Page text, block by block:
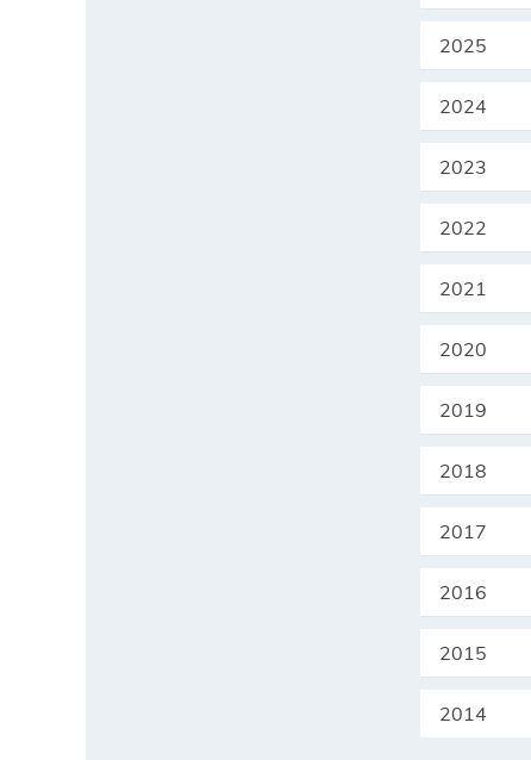
2025
2024
2023
2022
2021
2020
2019
2018
2017
2016
2015
2014